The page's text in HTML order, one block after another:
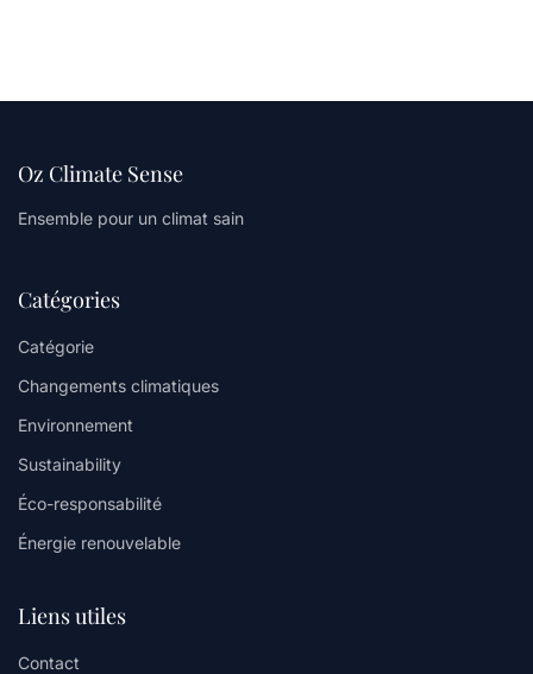
Oz Climate Sense
Ensemble pour un climat sain
Catégories
Catégorie
Changements climatiques
Environnement
Sustainability
Éco-responsabilité
Énergie renouvelable
Liens utiles
Contact